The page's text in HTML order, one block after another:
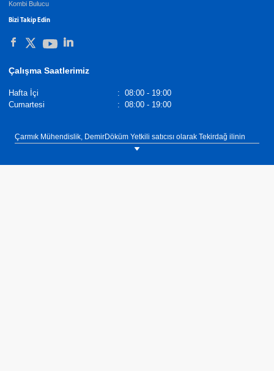
Kombi Bulucu
Bizi Takip Edin
Çalışma Saatlerimiz
Hafta İçi : 08:00 - 19:00
Cumartesi
: 08:00 - 19:00
Çarmık Mühendislik, DemirDöküm Yetkili satıcısı olarak Tekirdağ ilinin
Şarköy ilçesinde müşterilerimize ısıtma, sıcak su ve soğutma ihtiyaçlarına